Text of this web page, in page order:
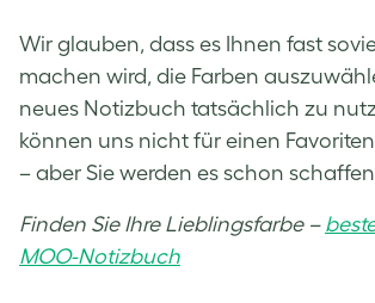
Wir glauben, dass es Ihnen fast
machen wird, die Farben
neues Notizbuch tatsächlich zu
können uns nicht für einen
– aber Sie werden es schon
Finden Sie Ihre Lieblingsfarbe –
MOO-Notizbuch